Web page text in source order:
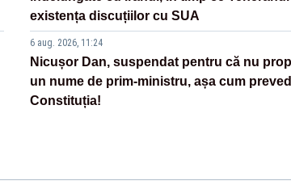
existența discuțiilor cu SUA
6 aug. 2026, 11:24
Nicușor Dan, suspendat pentru că nu
un nume de prim-ministru, așa cum
Constituția!